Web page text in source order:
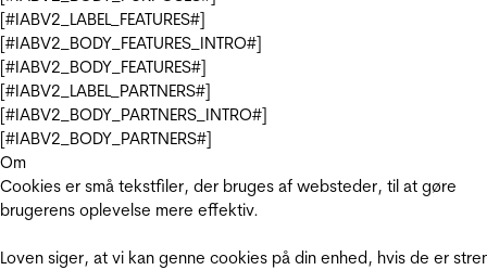
[#IABV2_LABEL_FEATURES#]
[#IABV2_BODY_FEATURES_INTRO#]
[#IABV2_BODY_FEATURES#]
[#IABV2_LABEL_PARTNERS#]
[#IABV2_BODY_PARTNERS_INTRO#]
[#IABV2_BODY_PARTNERS#]
Om
Cookies er små tekstfiler, der bruges af websteder, til at gøre
brugerens oplevelse mere effektiv.
Loven siger, at vi kan genne cookies på din enhed, hvis de er